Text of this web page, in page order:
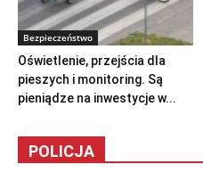
Bezpieczeństwo
Oświetlenie, przejścia dla
pieszych i monitoring. Są
pieniądze na inwestycje w...
POLICJA